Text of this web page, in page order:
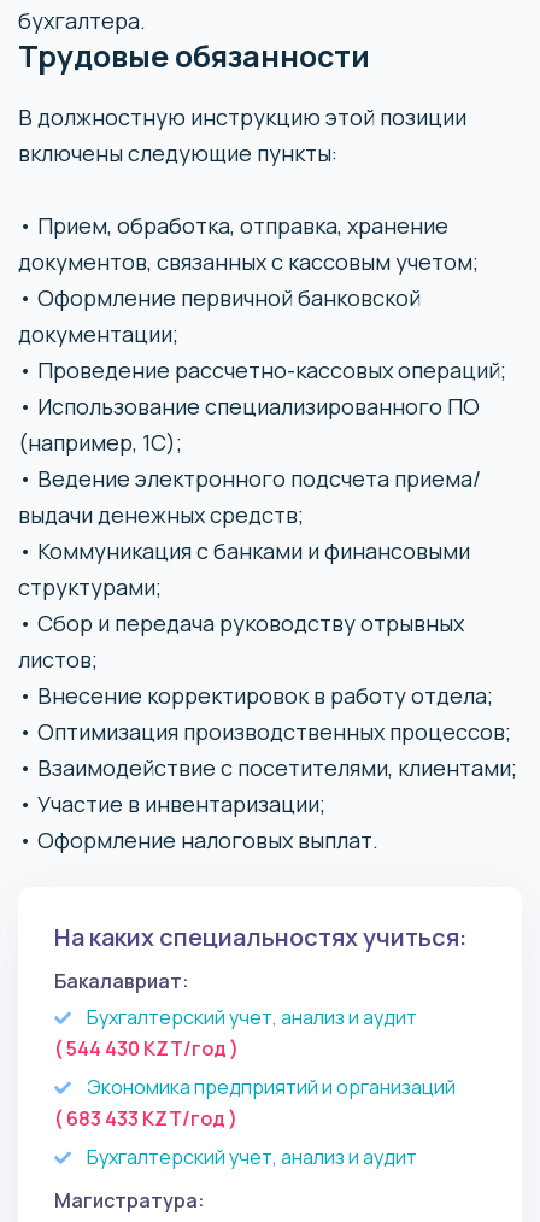
бухгалтера.
Трудовые обязанности
В должностную инструкцию этой позиции
включены следующие пункты:
• Прием, обработка, отправка, хранение
документов, связанных с кассовым учетом;
• Оформление первичной банковской
документации;
• Проведение рассчетно-кассовых операций;
• Использование специализированного ПО
(например, 1C);
• Ведение электронного подсчета приема/
выдачи денежных средств;
• Коммуникация с банками и финансовыми
структурами;
• Сбор и передача руководству отрывных
листов;
• Внесение корректировок в работу отдела;
• Оптимизация производственных процессов;
• Взаимодействие с посетителями, клиентами;
• Участие в инвентаризации;
• Оформление налоговых выплат.
На каких специальностях учиться:
Бакалавриат:
Бухгалтерский учет, анализ и аудит
( 544 430 KZT/год )
Экономика предприятий и организаций
( 683 433 KZT/год )
Бухгалтерский учет, анализ и аудит
Магистратура: